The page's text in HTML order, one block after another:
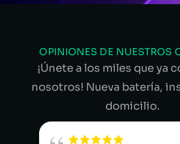
OPINIONES DE NUESTROS
¡Únete a los miles que ya
nosotros! Nueva batería,
domicilio.